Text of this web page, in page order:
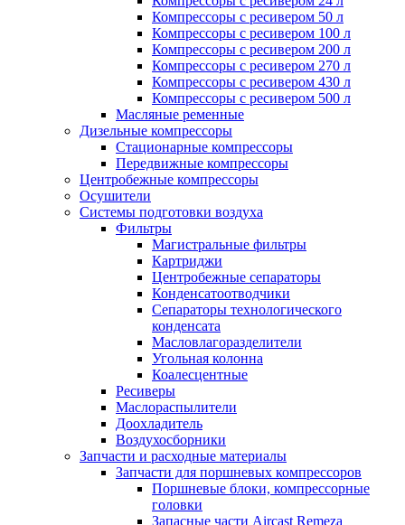
Компрессоры с ресивером 50 л
Компрессоры с ресивером 100 л
Компрессоры с ресивером 200 л
Компрессоры с ресивером 270 л
Компрессоры с ресивером 430 л
Компрессоры с ресивером 500 л
Масляные ременные
Дизельные компрессоры
Стационарные компрессоры
Передвижные компрессоры
Центробежные компрессоры
Осушители
Системы подготовки воздуха
Фильтры
Магистральные фильтры
Картриджи
Центробежные сепараторы
Конденсатоотводчики
Сепараторы технологического
конденсата
Масловлагоразделители
Угольная колонна
Коалесцентные
Ресиверы
Маслораспылители
Доохладитель
Воздухосборники
Запчасти и расходные материалы
Запчасти для поршневых компрессоров
Поршневые блоки, компрессорные
головки
Запасные части Aircast Remeza